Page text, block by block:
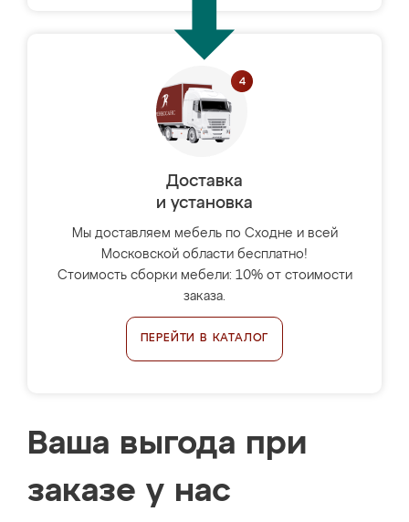
Доставка
и установка
Мы доставляем мебель по Сходне и всей
Московской области бесплатно!
Стоимость сборки мебели: 10% от стоимости
заказа.
ПЕРЕЙТИ В КАТАЛОГ
Ваша выгода при
заказе у нас